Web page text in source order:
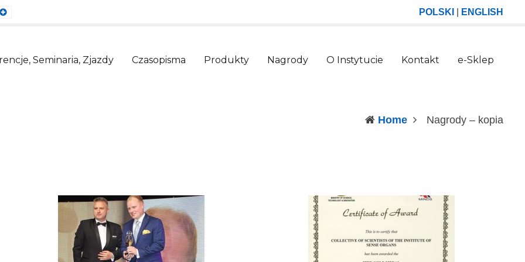
Larger
POLSKI | ENGLISH
Seminaria, Zjazdy Czasopisma Produkty Nagrody O Instytucie Kontakt e-Sklep
Home Nagrody – kopia